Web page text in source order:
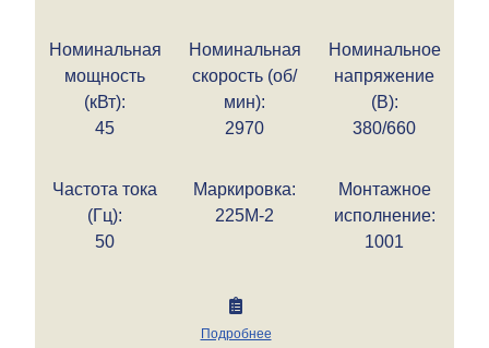
Номинальная
мощность
(кВт):
45
Номинальная
скорость (об/
мин):
2970
Номинальное
напряжение
(В):
380/660
Частота тока
(Гц):
50
Маркировка:
225M-2
Монтажное
исполнение:
1001
Подробнее